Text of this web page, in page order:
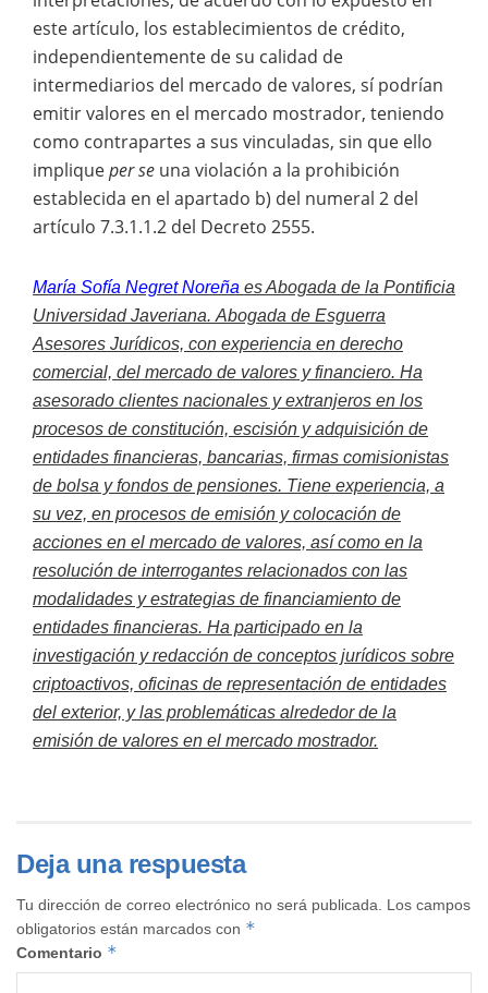
este artículo, los establecimientos de crédito,
independientemente de su calidad de
intermediarios del mercado de valores, sí podrían
emitir valores en el mercado mostrador, teniendo
como contrapartes a sus vinculadas, sin que ello
impliqueper se una violación a la prohibición
establecida en el apartado b) del numeral 2 del
artículo 7.3.1.1.2 del Decreto 2555.
María Sofía Negret Noreña es Abogada de la Pontificia
Universidad Javeriana. Abogada de Esguerra
Asesores Jurídicos, con experiencia en derecho
comercial, del mercado de valores y financiero. Ha
asesorado clientes nacionales y extranjeros en los
procesos de constitución, escisión y adquisición de
entidades financieras, bancarias, firmas comisionistas
de bolsa y fondos de pensiones. Tiene experiencia, a
su vez, en procesos de emisión y colocación de
acciones en el mercado de valores, así como en la
resolución de interrogantes relacionados con las
modalidades y estrategias de financiamiento de
entidades financieras. Ha participado en la
investigación y redacción de conceptos jurídicos sobre
criptoactivos, oficinas de representación de entidades
del exterior, y las problemáticas alrededor de la
emisión de valores en el mercado mostrador.
Deja una respuesta
Tu dirección de correo electrónico no será publicada.
Los campos
obligatorios están marcados con *
Comentario *